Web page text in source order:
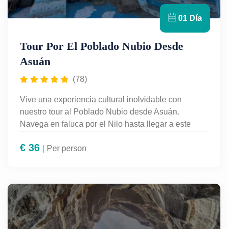
01 Día
Tour Por El Poblado Nubio Desde
Asuán
(78)
Vive una experiencia cultural inolvidable con
nuestro tour al Poblado Nubio desde Asuán.
Navega en faluca por el Nilo hasta llegar a este
su hospitalidad y sus tradiciones ancestrales.
y disfruta de un ambiente lleno de color y calidez. El
tour incluye transporte, guía en español y paseo en
faluca. Ideal para quienes buscan conectar con la
auténtica esencia del Alto Egipto. ¡Reserva ahora tu
€ 36 | Per person